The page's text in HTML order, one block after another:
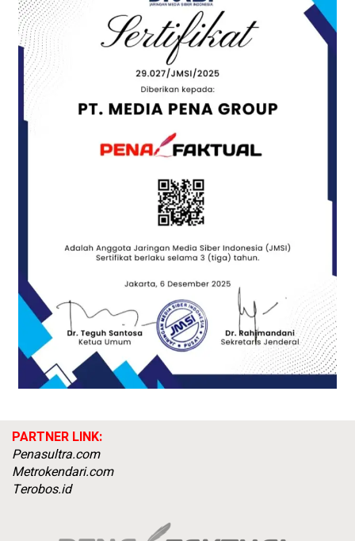
PARTNER LINK:
Penasultra.com
Metrokendari.com
Terobos.id